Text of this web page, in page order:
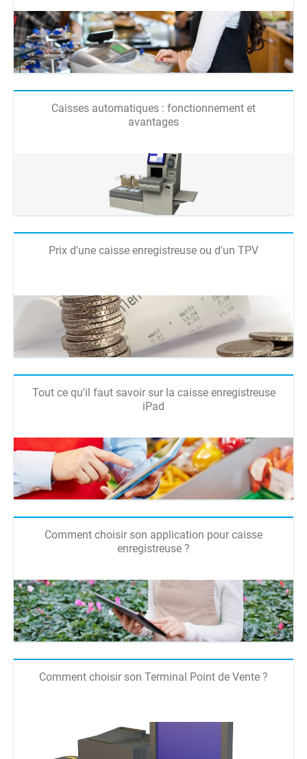
Caisses automatiques : fonctionnement et
avantages
Prix d'une caisse enregistreuse ou d'un TPV
Tout ce qu'il faut savoir sur la caisse enregistreuse
iPad
Comment choisir son application pour caisse
enregistreuse ?
Comment choisir son Terminal Point de Vente ?